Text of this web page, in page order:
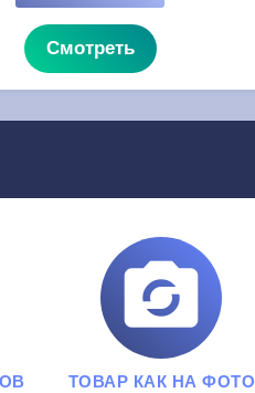
Смотреть

ТОВАР КАК НА ФОТО